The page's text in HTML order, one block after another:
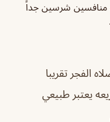
منافسين شرسين جداً
الفجر تقريبا
يعتبر طبيعي